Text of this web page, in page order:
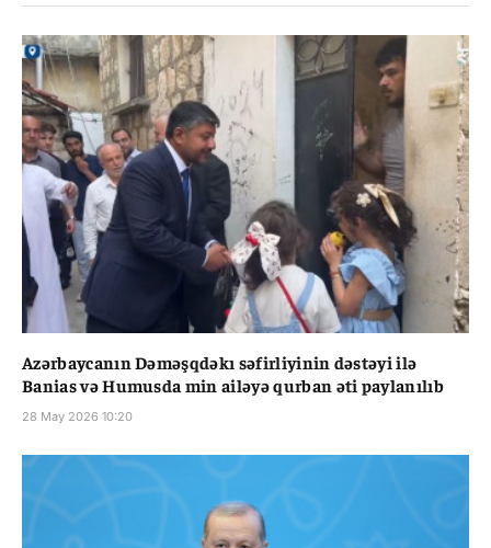
Azərbaycanın Dəməşqdəkı səfirliyinin dəstəyi ilə
Banias və Humusda min ailəyə qurban əti paylanılıb
28 May 2026 10:20